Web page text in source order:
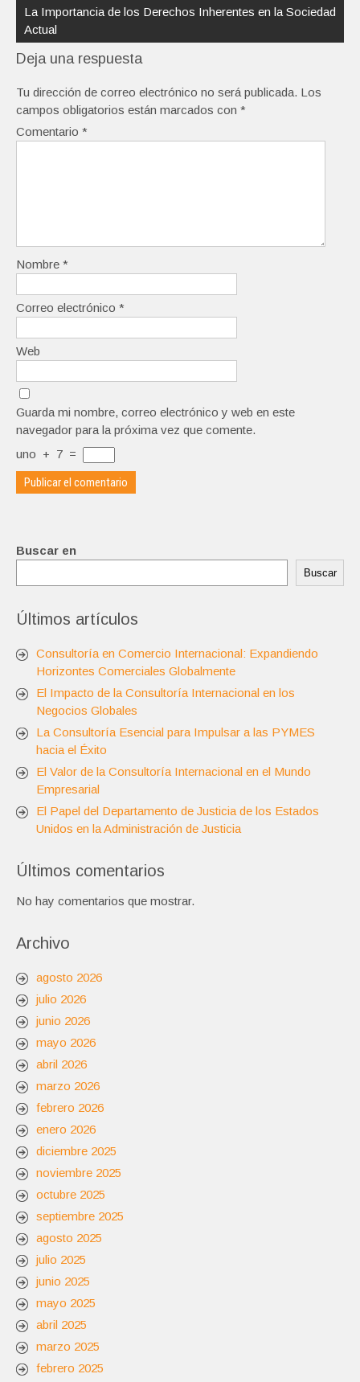
La Importancia de los Derechos Inherentes en la Sociedad
Actual
Deja una respuesta
Tu dirección de correo electrónico no será publicada. Los
campos obligatorios están marcados con *
Comentario *
Nombre *
Correo electrónico *
Web
Guarda mi nombre, correo electrónico y web en este
navegador para la próxima vez que comente.
uno + 7 =
Buscar en
Buscar
Últimos artículos
Consultoría en Comercio Internacional: Expandiendo
Horizontes Comerciales Globalmente
El Impacto de la Consultoría Internacional en los
Negocios Globales
La Consultoría Esencial para Impulsar a las PYMES
hacia el Éxito
El Valor de la Consultoría Internacional en el Mundo
Empresarial
El Papel del Departamento de Justicia de los Estados
Unidos en la Administración de Justicia
Últimos comentarios
No hay comentarios que mostrar.
Archivo
agosto 2026
julio 2026
junio 2026
mayo 2026
abril 2026
marzo 2026
febrero 2026
enero 2026
diciembre 2025
noviembre 2025
octubre 2025
septiembre 2025
agosto 2025
julio 2025
junio 2025
mayo 2025
abril 2025
marzo 2025
febrero 2025